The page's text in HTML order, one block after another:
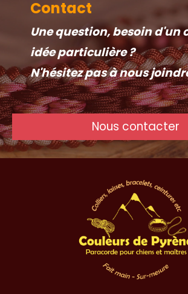
Contact
Une question, besoin d'un
idée particulière ?
N'hésitez pas à nous
Nous contacter